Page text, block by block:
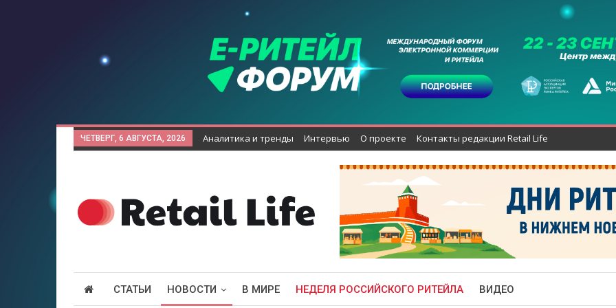
ЧЕТВЕРГ, 6 АВГУСТА, 2026 Аналитика и тренды Интервью О проекте Контакты редакции Retail Life
СТАТЬИ НОВОСТИ В МИРЕ НЕДЕЛЯ РОССИЙСКОГО РИТЕЙЛА ВИДЕО